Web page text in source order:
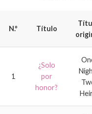
N.º Título
1
¿Solo
por
honor?